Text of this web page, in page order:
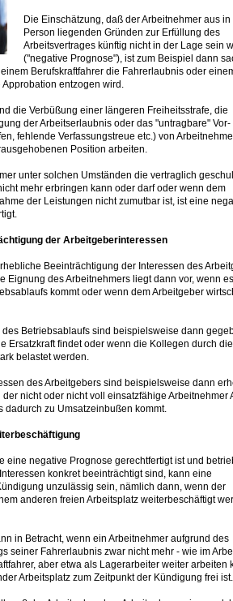
Die Einschätzung, daß der Arbeitnehmer aus
Person liegenden Gründen zur Erfüllung des
Arbeitsvertrages künftig nicht in der Lage sein
("negative Prognose"), ist zum Beispiel dann
Berufskraftfahrer die Fahrerlaubnis oder
Approbation entzogen wird.
die Verbüßung einer längeren Freiheitsstrafe, die
der Arbeitserlaubnis oder das "untragbare" Vor-
fehlende Verfassungstreue etc.) von
Position arbeiten.
unter solchen Umständen die vertraglich
mehr erbringen kann oder darf oder wenn dem
der Leistungen nicht zumutbar ist, ist eine
der Arbeitgeberinteressen
Beeinträchtigung der Interessen des
Eignung des Arbeitnehmers liegt dann vor, wenn
kommt oder wenn dem Arbeitgeber
des Betriebsablaufs sind beispielsweise dann
Ersatzkraft findet oder wenn die Kollegen durch die
belastet werden.
des Arbeitgebers sind beispielsweise dann
nicht oder nicht voll einsatzfähige Arbeitnehmer
dadurch zu Umsatzeinbußen kommt.
eine negative Prognose gerechtfertigt ist und
konkret beeinträchtigt sind, kann eine
unzulässig sein, nämlich dann, wenn der
anderen freien Arbeitsplatz weiterbeschäftigt
in Betracht, wenn ein Arbeitnehmer aufgrund des
seiner Fahrerlaubnis zwar nicht mehr - wie im
aber etwa als Lagerarbeiter weiter arbeiten
Arbeitsplatz zum Zeitpunkt der Kündigung frei ist.